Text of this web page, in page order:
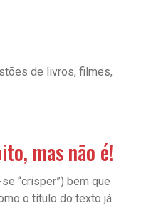
de livros, filmes,
mas não é!
“crisper”) bem que
o título do texto já